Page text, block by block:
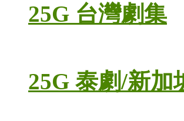
25G 台灣劇集
25G 泰劇/新加